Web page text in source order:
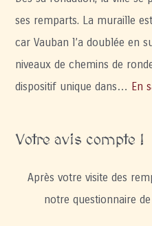
ses remparts. La muraille
car Vauban l’a doublée en
niveaux de chemins de
dispositif unique dans… En
Votre avis compte !
Après votre visite des
notre questionnaire